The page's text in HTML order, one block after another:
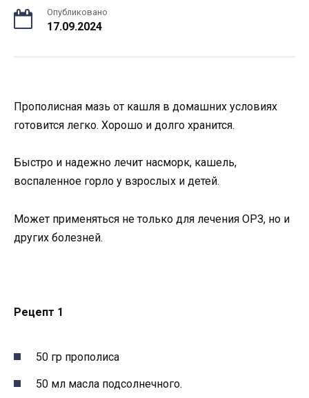
Опубликовано
17.09.2024
Прополисная мазь от кашля в домашних условиях
готовится легко. Хорошо и долго хранится.
Быстро и надежно лечит насморк, кашель,
воспаленное горло у взрослых и детей.
Может применяться не только для лечения ОРЗ, но и
других болезней.
Рецепт 1
50 гр прополиса
50 мл масла подсолнечного.